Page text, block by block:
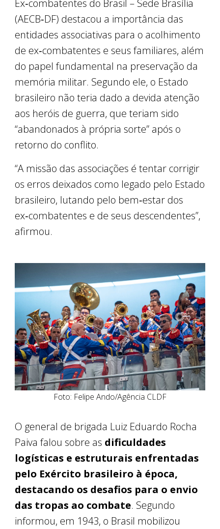
Ex‑combatentes do Brasil – Sede Brasília
(AECB‑DF) destacou a importância das
entidades associativas para o acolhimento
de ex‑combatentes e seus familiares, além
do papel fundamental na preservação da
memória militar. Segundo ele, o Estado
brasileiro não teria dado a devida atenção
aos heróis de guerra, que teriam sido
“abandonados à própria sorte” após o
retorno do conflito.
“A missão das associações é tentar corrigir
os erros deixados como legado pelo Estado
brasileiro, lutando pelo bem‑estar dos
ex‑combatentes e de seus descendentes”,
afirmou.
Foto: Felipe Ando/Agência CLDF
O general de brigada Luiz Eduardo Rocha
Paiva falou sobre as dificuldades
logísticas e estruturais enfrentadas
pelo Exército brasileiro à época,
destacando os desafios para o envio
das tropas ao combate. Segundo
informou, em 1943, o Brasil mobilizou